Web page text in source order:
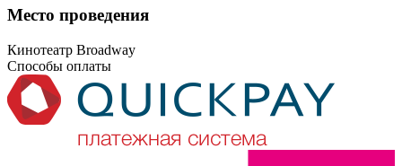
16:30 2-залы 9 ИЮНЬ
Место проведения
Кинотеатр Broadway
Способы оплаты